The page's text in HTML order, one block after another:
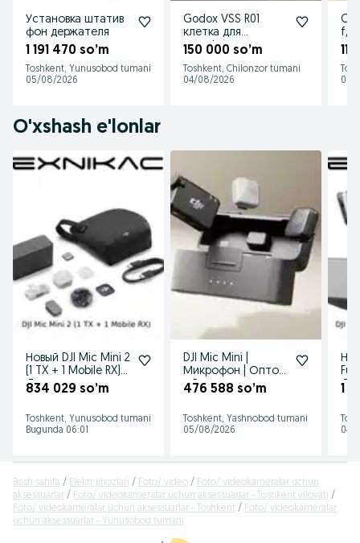
Установка штатив
фон держателя
1 191 470 so’m
Toshkent, Yunusobod tumani
05/08/2026
Godox VSS R01
клетка для
телефона
150 000 so’m
Toshkent, Chilonzor tumani
04/08/2026
f/
11
03/
O'xshash e'lonlar
Новый DJI Mic Mini 2
(1 TX + 1 Mobile RX)
Доставка
834 029 so’m
Toshkent, Yunusobod tumani
Bugunda 06:01
DJI Mic Mini |
Микрофон | Оптом
и Розницу
476 588 so’m
Toshkent, Yashnobod tumani
05/08/2026
Full
1
04/
Bosh sahifa Elektr jihozlari Foto/ video
Foto/ videokameralar uchun
aksessuarlar
Foto/ videokameralar uchun aksessuarlar - Toshkent viloyati
Foto/ videokameralar uchun aksessuarlar - Toshkent
Foto/ videokameralar
uchun aksessuarlar - Yunusobod tumani